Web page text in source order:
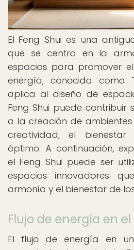
El Feng Shui es una
que se centra en la
espacios para promover
energía, conocido como
aplica al diseño de
Feng Shui puede contribuir
a la creación de
creatividad, el
óptimo. A continuación,
el Feng Shui puede ser
espacios innovadores
armonía y el bienestar de
Flujo de energía en
El flujo de energía en